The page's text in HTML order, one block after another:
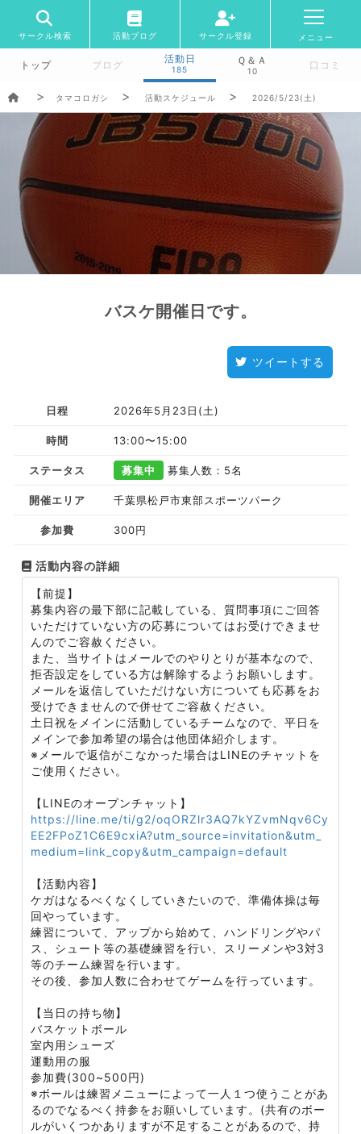
サークル検索 活動ブログ サークル登録 メニュー
トップ ブログ
活動日
185
Ｑ＆Ａ
10 口コミ
タマコロガシ 活動スケジュール 2026/5/23(土)
バスケ開催日です。
ツイートする
日程 2026年5月23日(土)
時間 13:00〜15:00
ステータス 募集中 募集人数：5名
開催エリア 千葉県松戸市東部スポーツパーク
参加費 300円
活動内容の詳細
【前提】
募集内容の最下部に記載している、質問事項にご回答
いただけていない方の応募についてはお受けできませ
んのでご容赦ください。
また、当サイトはメールでのやりとりが基本なので、
拒否設定をしている方は解除するようお願いします。
メールを返信していただけない方についても応募をお
受けできませんので併せてご容赦ください。
土日祝をメインに活動しているチームなので、平日を
メインで参加希望の場合は他団体紹介します。
※メールで返信がこなかった場合はLINEのチャットを
ご使用ください。
【LINEのオープンチャット】
https://line.me/ti/g2/oqORZlr3AQ7kYZvmNqv6Cy
EE2FPoZ1C6E9cxiA?utm_source=invitation&utm_
medium=link_copy&utm_campaign=default
【活動内容】
ケガはなるべくなくしていきたいので、準備体操は毎
回やっています。
練習について、アップから始めて、ハンドリングやパ
ス、シュート等の基礎練習を行い、スリーメンや3対3
等のチーム練習を行います。
その後、参加人数に合わせてゲームを行っています。
【当日の持ち物】
バスケットボール
室内用シューズ
運動用の服
参加費(300~500円)
※ボールは練習メニューによって一人１つ使うことがあ
るのでなるべく持参をお願いしています。(共有のボー
ルがいくつかありますが不足することがあるので、持